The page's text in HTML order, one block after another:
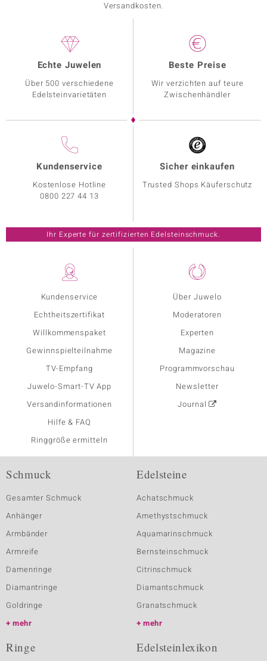
Versandkosten.
Kundenservice
Echtheitszertifikat
Willkommenspaket
Gewinnspielteilnahme
TV-Empfang
Juwelo-Smart-TV App
Versandinformationen
Hilfe & FAQ
Ringgröße ermitteln
Über Juwelo
Moderatoren
Experten
Magazine
Programmvorschau
Newsletter
Journal
Echte Juwelen
Über 500 verschiedene
Edelsteinvarietäten
Beste Preise
Wir verzichten auf teure
Zwischenhändler
Kundenservice
Kostenlose Hotline
0800 227 44 13
Sicher einkaufen
Trusted Shops Käuferschutz
Ihr Experte für zertifizierten Edelsteinschmuck.
Schmuck
Gesamter Schmuck
Anhänger
Armbänder
Armreife
Damenringe
Diamantringe
Goldringe
mehr
Edelsteine
Achatschmuck
Amethystschmuck
Aquamarinschmuck
Bernsteinschmuck
Citrinschmuck
Diamantschmuck
Granatschmuck
mehr
Ringe Edelsteinlexikon